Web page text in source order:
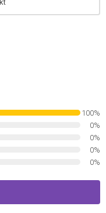
100%
0%
0%
0%
0%